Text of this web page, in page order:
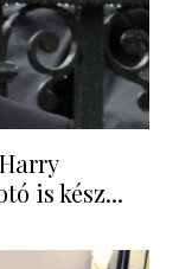
is kész...